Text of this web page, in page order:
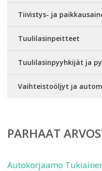
Tiivistys- ja
Tuulilasinpeitteet
Tuulilasinpyyhkijät ja
Vaihteistoöljyt ja
PARHAAT
Autokorjaamo